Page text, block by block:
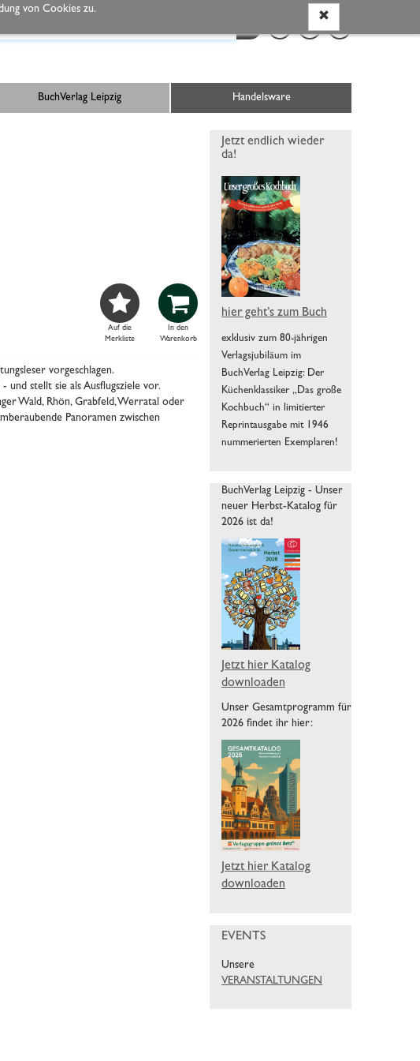
von Cookies zu.
BuchVerlag Leipzig Handelsware

Auf die
Merkliste

In den
Warenkorb
vorgeschlagen.
stellt sie als Ausflugsziele vor.
Wald, Rhön, Grabfeld, Werratal oder
Panoramen zwischen
Jetzt endlich wieder
da!
hier geht’s zum Buch
exklusiv zum 80-jährigen
Verlagsjubiläum im
BuchVerlag Leipzig: Der
Küchenklassiker „Das große
Kochbuch“ in limitierter
Reprintausgabe mit 1946
nummerierten Exemplaren!
BuchVerlag Leipzig - Unser
neuer Herbst-Katalog für
2026 ist da!
Jetzt hier Katalog
downloaden
Unser Gesamtprogramm für
2026 findet ihr hier:
Jetzt hier Katalog
downloaden
EVENTS
Unsere
VERANSTALTUNGEN